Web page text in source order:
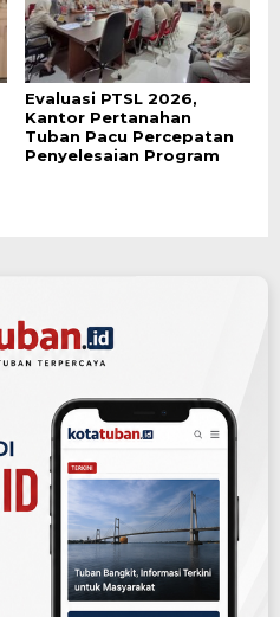
Evaluasi PTSL 2026,
Kantor Pertanahan
Tuban Pacu Percepatan
Penyelesaian Program